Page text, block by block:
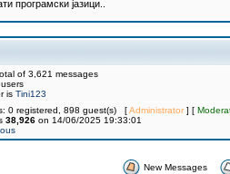
програмски јазици..
of 3,621 messages
is Tini123
0 registered, 898 guest(s) [Administrator] [
38,926 on 14/06/2025 19:33:01
New Messages